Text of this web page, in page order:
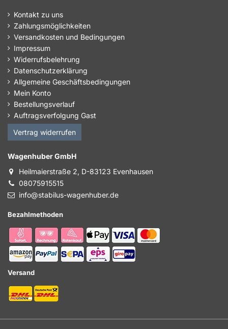
Kontakt zu uns
Zahlungsmöglichkeiten
Versandkosten und Bedingungen
Impressum
Widerrufsbelehrung
Datenschutzerklärung
Allgemeine Geschäftsbedingungen
Mein Konto
Bestellungsverlauf
Auftragsverfolgung Gast
Vertrag widerrufen
Wagenhuber GmbH
Heilmaierstraße 2, D-83123 Evenhausen
08075915515
info@stabilus-wagenhuber.de
Bezahlmethoden
Versand